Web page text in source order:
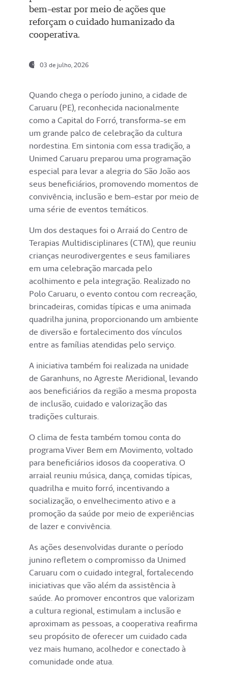
bem-estar por meio de ações que
reforçam o cuidado humanizado da
cooperativa.
03 de julho, 2026
Quando chega o período junino, a cidade de
Caruaru (PE), reconhecida nacionalmente
como a Capital do Forró, transforma-se em
um grande palco de celebração da cultura
nordestina. Em sintonia com essa tradição, a
Unimed Caruaru preparou uma programação
especial para levar a alegria do São João aos
seus beneficiários, promovendo momentos de
convivência, inclusão e bem-estar por meio de
uma série de eventos temáticos.
Um dos destaques foi o Arraiá do Centro de
Terapias Multidisciplinares (CTM), que reuniu
crianças neurodivergentes e seus familiares
em uma celebração marcada pelo
acolhimento e pela integração. Realizado no
Polo Caruaru, o evento contou com recreação,
brincadeiras, comidas típicas e uma animada
quadrilha junina, proporcionando um ambiente
de diversão e fortalecimento dos vínculos
entre as famílias atendidas pelo serviço.
A iniciativa também foi realizada na unidade
de Garanhuns, no Agreste Meridional, levando
aos beneficiários da região a mesma proposta
de inclusão, cuidado e valorização das
tradições culturais.
O clima de festa também tomou conta do
programa Viver Bem em Movimento, voltado
para beneficiários idosos da cooperativa. O
arraial reuniu música, dança, comidas típicas,
quadrilha e muito forró, incentivando a
socialização, o envelhecimento ativo e a
promoção da saúde por meio de experiências
de lazer e convivência.
As ações desenvolvidas durante o período
junino refletem o compromisso da Unimed
Caruaru com o cuidado integral, fortalecendo
iniciativas que vão além da assistência à
saúde. Ao promover encontros que valorizam
a cultura regional, estimulam a inclusão e
aproximam as pessoas, a cooperativa reafirma
seu propósito de oferecer um cuidado cada
vez mais humano, acolhedor e conectado à
comunidade onde atua.